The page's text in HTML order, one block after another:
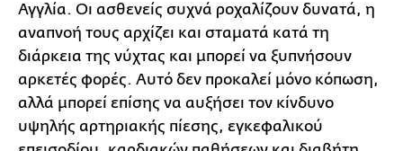
Αγγλία. Οι ασθενείς συχνά ροχαλίζουν δυνατά, η
αναπνοή τους αρχίζει και σταματά κατά τη
διάρκεια της νύχτας και μπορεί να ξυπνήσουν
αρκετές φορές. Αυτό δεν προκαλεί μόνο κόπωση,
αλλά μπορεί επίσης να αυξήσει τον κίνδυνο
υψηλής αρτηριακής πίεσης, εγκεφαλικού